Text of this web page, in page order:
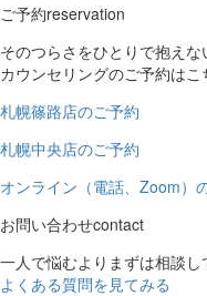
ご予約reservation
そのつらさをひとりで抱えな
カウンセリングのご予約はこ
札幌篠路店のご予約
札幌中央店のご予約
オンライン（電話、Zoom）
お問い合わせcontact
一人で悩むよりまずは相談し
よくある質問を見てみる